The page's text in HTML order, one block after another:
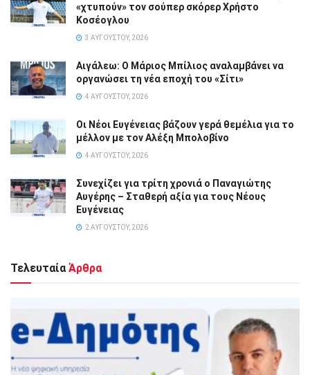
«χτυπούν» τον σούπερ σκόρερ Χρήστο
Κοσέογλου
3 ΑΥΓΟΎΣΤΟΥ, 2026
Αιγάλεω: Ο Μάριος Μπίλιος αναλαμβάνει να
οργανώσει τη νέα εποχή του «Σίτι»
4 ΑΥΓΟΎΣΤΟΥ, 2026
Οι Νέοι Ευγένειας βάζουν γερά θεμέλια για το
μέλλον με τον Αλέξη Μπολοβίνο
4 ΑΥΓΟΎΣΤΟΥ, 2026
Συνεχίζει για τρίτη χρονιά ο Παναγιώτης
Αυγέρης – Σταθερή αξία για τους Νέους
Ευγένειας
2 ΑΥΓΟΎΣΤΟΥ, 2026
Τελευταία Άρθρα